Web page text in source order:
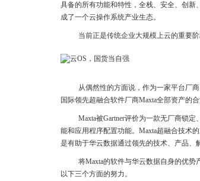
具备的所有功能和特性，全栈、安全、创
成了一个云操作系统产业生态。
当前正是传统企业大规模上云的重要
从偶然性的方面说，作为一家平台厂
国际领先超融合软件厂商Maxta全部资产的
Maxta被Gartner评价为一款无厂商锁
能和应用程序配置功能。Maxta超融合技术
是有助于华云数据通过领先的技术、产品、
将Maxta的软件与华云数据自身的优
以下三个方面的努力。